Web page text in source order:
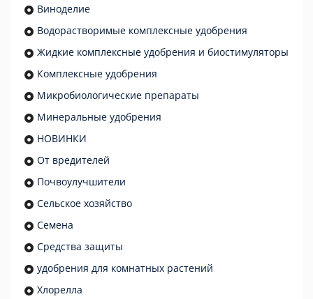
Виноделие
Водорастворимые комплексные удобрения
Жидкие комплексные удобрения и биостимуляторы
Комплексные удобрения
Микробиологические препараты
Минеральные удобрения
НОВИНКИ
От вредителей
Почвоулучшители
Сельское хозяйство
Семена
Средства защиты
удобрения для комнатных растений
Хлорелла